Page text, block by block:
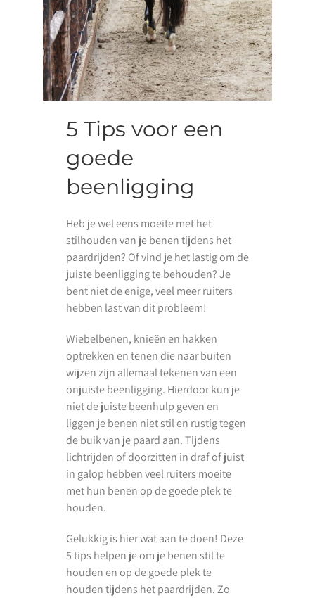
5 Tips voor een
goede
beenligging
Heb je wel eens moeite met het
stilhouden van je benen tijdens het
paardrijden? Of vind je het lastig om de
juiste beenligging te behouden? Je
bent niet de enige, veel meer ruiters
hebben last van dit probleem!
Wiebelbenen, knieën en hakken
optrekken en tenen die naar buiten
wijzen zijn allemaal tekenen van een
onjuiste beenligging. Hierdoor kun je
niet de juiste beenhulp geven en
liggen je benen niet stil en rustig tegen
de buik van je paard aan. Tijdens
lichtrijden of doorzitten in draf of juist
in galop hebben veel ruiters moeite
met hun benen op de goede plek te
houden.
Gelukkig is hier wat aan te doen! Deze
5 tips helpen je om je benen stil te
houden en op de goede plek te
houden tijdens het paardrijden. Zo